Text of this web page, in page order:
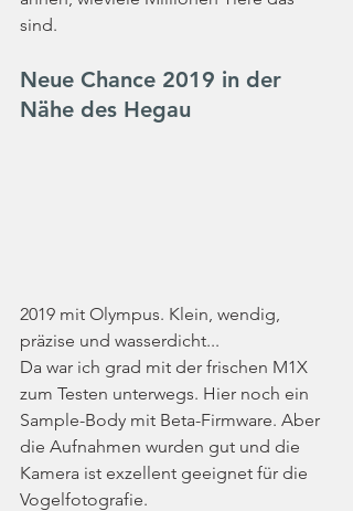
sind.
Neue Chance 2019 in der
Nähe des Hegau
2019 mit Olympus. Klein, wendig,
präzise und wasserdicht...
Da war ich grad mit der frischen M1X
zum Testen unterwegs. Hier noch ein
Sample-Body mit Beta-Firmware. Aber
die Aufnahmen wurden gut und die
Kamera ist exzellent geeignet für die
Vogelfotografie.